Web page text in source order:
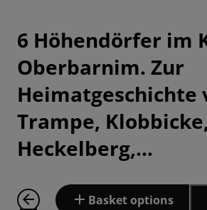
6 Höhendörfer im
Oberbarnim. Zur
Heimatgeschichte
Trampe,
Heckelberg,…
Basket options